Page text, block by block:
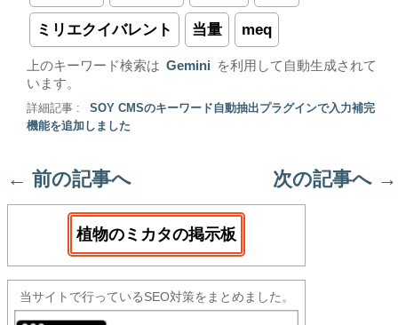
ミリエクイバレント 当量 meq
上のキーワード検索は Gemini
を利用して自動生成されて
います。
詳細記事 :
SOY CMSのキーワード自動抽出プラグインで入力補完
機能を追加しました
← 前の記事へ 次の記事へ →
植物のミカタの掲示板
当サイトで行っているSEO対策をまとめました。